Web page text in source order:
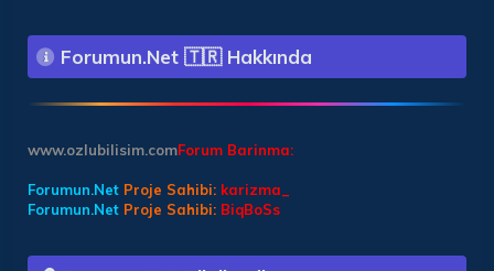
Forumun.Net 🇹🇷 Hakkında
Forum Barinma:
www.ozlubilisim.com
Forumun.Net Proje Sahibi: karizma_
Forumun.Net Proje Sahibi: BiqBoSs